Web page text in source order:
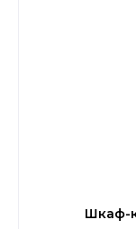
Шкаф-